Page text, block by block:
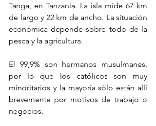
Tanga, en Tanzania. La isla mide 67 km
de largo y 22 km de ancho. La situación
económica depende sobre todo de la
pesca y la agricultura.
El 99,9% son hermanos musulmanes,
por lo que los católicos son muy
minoritarios y la mayoría sólo están allí
brevemente por motivos de trabajo o
negocios.